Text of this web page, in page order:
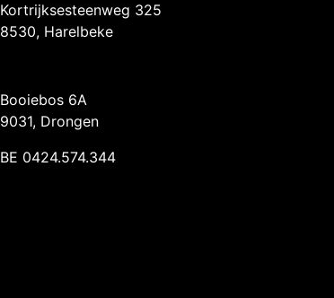
Kortrijksesteenweg 325
8530, Harelbeke
Booiebos 6A
9031, Drongen
BE 0424.574.344